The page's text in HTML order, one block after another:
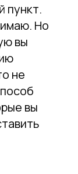
пункт.
Но
вы
не
вы